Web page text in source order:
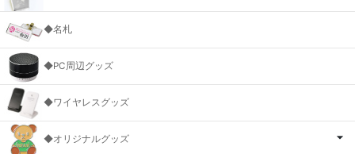
◆名札
◆PC周辺グッズ
◆ワイヤレスグッズ
◆オリジナルグッズ